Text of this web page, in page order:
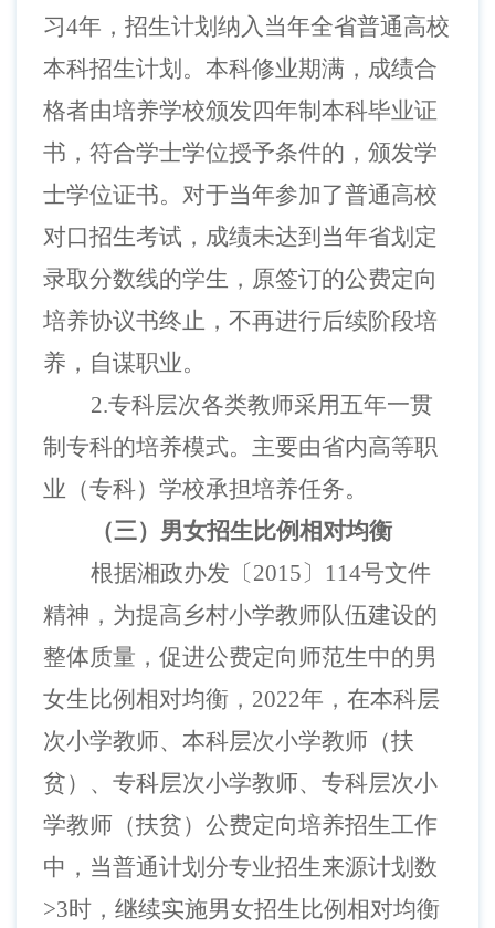
习4年，招生计划纳入当年全省普通高校
本科招生计划。本科修业期满，成绩合
格者由培养学校颁发四年制本科毕业证
书，符合学士学位授予条件的，颁发学
士学位证书。对于当年参加了普通高校
对口招生考试，成绩未达到当年省划定
录取分数线的学生，原签订的公费定向
培养协议书终止，不再进行后续阶段培
养，自谋职业。
2.专科层次各类教师采用五年一贯
制专科的培养模式。 主要由省内高等职
业（专科）学校承担培养任务。
（三）男女招生比例相对均衡
根据湘政办发〔2015〕 114号文件
精神，为提高乡村小学教师队伍建设的
整体质量，促进公费定向师范生中的男
女生比例相对均衡， 2022年，在本科层
次小学教师、本科层次小学教师（扶
贫）、专科层次小学教师、专科层次小
学教师（扶贫）公费定向培养招生工作
中，当普通计划分专业招生来源计划数
>3时，继续实施男女招生比例相对均衡